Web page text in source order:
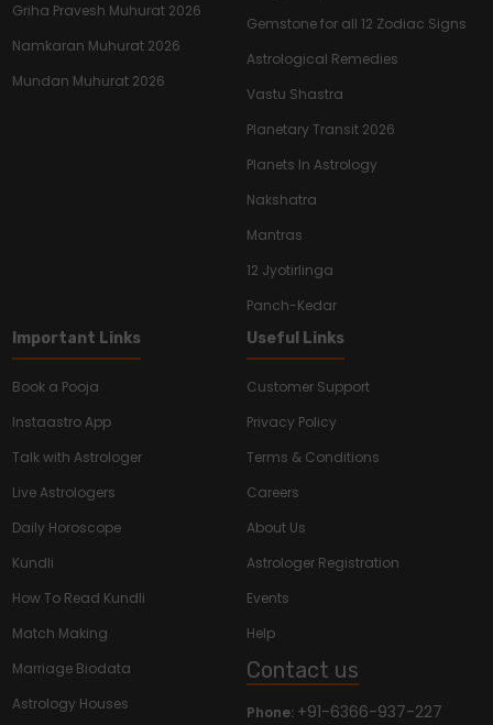
Griha Pravesh Muhurat 2026
Namkaran Muhurat 2026
Mundan Muhurat 2026
Gemstone for all 12 Zodiac Signs
Astrological Remedies
Vastu Shastra
Planetary Transit 2026
Planets In Astrology
Nakshatra
Mantras
12 Jyotirlinga
Panch-Kedar
Important Links
Book a Pooja
Instaastro App
Talk with Astrologer
Live Astrologers
Daily Horoscope
Kundli
How To Read Kundli
Match Making
Marriage Biodata
Astrology Houses
Useful Links
Customer Support
Privacy Policy
Terms & Conditions
Careers
About Us
Astrologer Registration
Events
Help
Contact us
Phone: +91-6366-937-227